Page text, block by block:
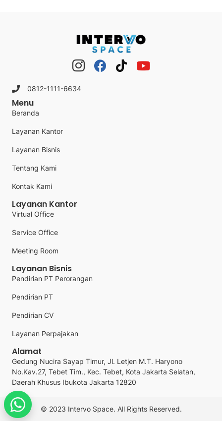
0812-1111-6634
Menu
Beranda
Layanan Kantor
Layanan Bisnis
Tentang Kami
Kontak Kami
Layanan Kantor
Virtual Office
Service Office
Meeting Room
Layanan Bisnis
Pendirian PT Perorangan
Pendirian PT
Pendirian CV
Layanan Perpajakan
Alamat
Gedung Nucira Sayap Timur, Jl. Letjen M.T. Haryono
No.Kav.27, Tebet Tim., Kec. Tebet, Kota Jakarta Selatan,
Daerah Khusus Ibukota Jakarta 12820
© 2023 Intervo Space. All Rights Reserved.